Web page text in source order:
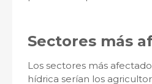
Sectores más
Los sectores más
hídrica serían los